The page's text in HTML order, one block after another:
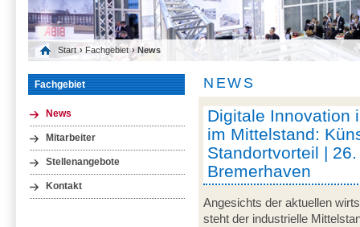
Start › Fachgebiet › News
Fachgebiet
News
Mitarbeiter
Stellenangebote
Kontakt
NEWS
Digitale Innovation
im Mittelstand:
Standortvorteil |
Bremerhaven
Angesichts der aktuellen
steht der industrielle